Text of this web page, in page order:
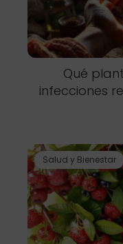
Qué
infecciones
Salud y Bienestar